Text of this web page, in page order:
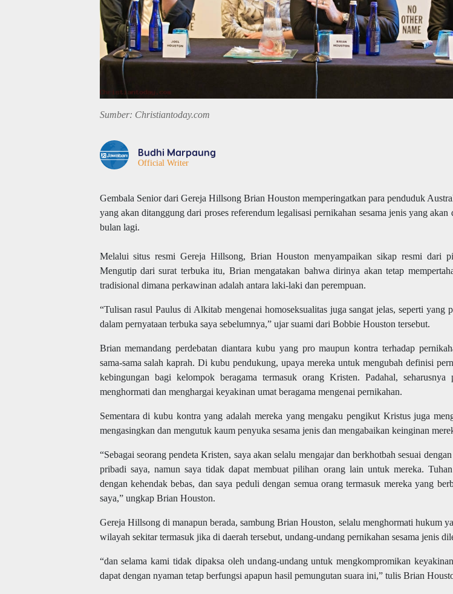
Sumber: Christiantoday.com
Budhi Marpaung
Official Writer
Gembala Senior dari Gereja Hillsong Brian Houston memperingatkan para penduduk
yang akan ditanggung dari proses referendum legalisasi pernikahan sesama jenis yang akan
bulan lagi.
Melalui situs resmi Gereja Hillsong, Brian Houston menyampaikan sikap resmi dari
Mengutip dari surat terbuka itu, Brian mengatakan bahwa dirinya akan tetap
tradisional dimana perkawinan adalah antara laki-laki dan perempuan.
“Tulisan rasul Paulus di Alkitab mengenai homoseksualitas juga sangat jelas, seperti yang
dalam pernyataan terbuka saya sebelumnya,” ujar suami dari Bobbie Houston tersebut.
Brian memandang perdebatan diantara kubu yang pro maupun kontra terhadap
sama-sama salah kaprah. Di kubu pendukung, upaya mereka untuk mengubah definisi
kebingungan bagi kelompok beragama termasuk orang Kristen. Padahal, seharusnya
menghormati dan menghargai keyakinan umat beragama mengenai pernikahan.
Sementara di kubu kontra yang adalah mereka yang mengaku pengikut Kristus juga
mengasingkan dan mengutuk kaum penyuka sesama jenis dan mengabaikan keinginan
“Sebagai seorangpendeta Kristen, saya akan selalu mengajar dan berkhotbah sesuai dengan
pribadi saya, namun saya tidak dapat membuat pilihan orang lain untuk mereka.
dengan kehendak bebas, dan saya peduli dengan semua orang termasuk merekayang
saya,” ungkap Brian Houston.
Gereja Hillsong di manapun berada, sambung Brian Houston, selalu menghormati hukum
wilayah sekitar termasuk jika di daerah tersebut, undang-undang pernikahan sesama jenis
“dan selama kami tidak dipaksa oleh undang-undang untuk mengkompromikan
dapat dengan nyaman tetap berfungsi apapun hasil pemungutan suara ini,” tulis Brian